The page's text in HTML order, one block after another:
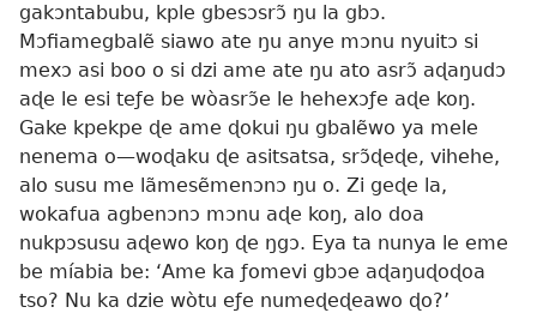
gakɔntabubu, kple gbesɔsrɔ̃ ŋu la gbɔ.
Mɔfiamegbalẽ siawo ate ŋu anye mɔnu nyuitɔ si
mexɔ asi boo o si dzi ame ate ŋu ato asrɔ̃ aɖaŋudɔ
aɖe le esi teƒe be wòasrɔ̃e le hehexɔƒe aɖe koŋ.
Gake kpekpe ɖe ame ɖokui ŋu gbalẽwo ya mele
nenema o—woɖaku ɖe asitsatsa, srɔ̃ɖeɖe, vihehe,
alo susu me lãmesẽmenɔnɔ ŋu o. Zi geɖe la,
wokafua agbenɔnɔ mɔnu aɖe koŋ, alo doa
nukpɔsusu aɖewo koŋ ɖe ŋgɔ. Eya ta nunya le eme
be míabia be: ‘Ame ka ƒomevi gbɔe aɖaŋuɖoɖoa
tso? Nu ka dzie wòtu eƒe numeɖeɖeawo ɖo?’